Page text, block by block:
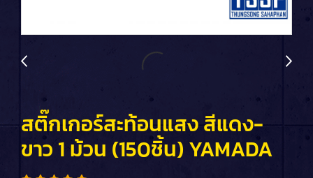
สติ๊กเกอร์สะท้อนแสง สีแดง-
ขาว 1 ม้วน (150ชิ้น) YAMADA